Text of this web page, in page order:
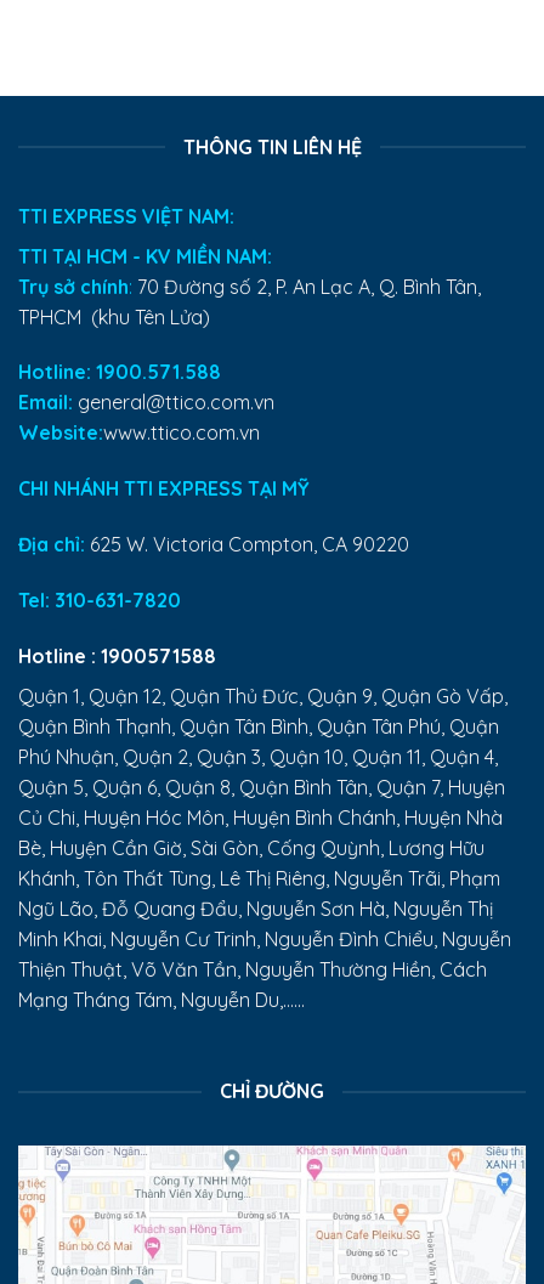
THÔNG TIN LIÊN HỆ
TTI EXPRESS VIỆT NAM:
TTI TẠI HCM - KV MIỀN NAM:
Trụ sở chính: 70 Đường số 2, P. An Lạc A, Q. Bình Tân,
TPHCM (khu Tên Lửa)
Hotline: 1900.571.588
Email: general@ttico.com.vn
Website:www.ttico.com.vn
CHI NHÁNH TTI EXPRESS TẠI MỸ
Địa chỉ: 625 W. Victoria Compton, CA 90220
Tel: 310-631-7820
Hotline : 1900571588
Quận 1, Quận 12, Quận Thủ Đức, Quận 9, Quận Gò Vấp,
Quận Bình Thạnh, Quận Tân Bình, Quận Tân Phú, Quận
Phú Nhuận, Quận 2, Quận 3, Quận 10, Quận 11, Quận 4,
Quận 5, Quận 6, Quận 8, Quận Bình Tân, Quận 7, Huyện
Củ Chi, Huyện Hóc Môn, Huyện Bình Chánh, Huyện Nhà
Bè, Huyện Cần Giờ, Sài Gòn, Cống Quỳnh, Lương Hữu
Khánh, Tôn Thất Tùng, Lê Thị Riêng, Nguyễn Trãi, Phạm
Ngũ Lão, Đỗ Quang Đẩu, Nguyễn Sơn Hà, Nguyễn Thị
Minh Khai, Nguyễn Cư Trinh, Nguyễn Đình Chiểu, Nguyễn
Thiện Thuật, Võ Văn Tần, Nguyễn Thường Hiền, Cách
Mạng Tháng Tám, Nguyễn Du,......
CHỈ ĐƯỜNG